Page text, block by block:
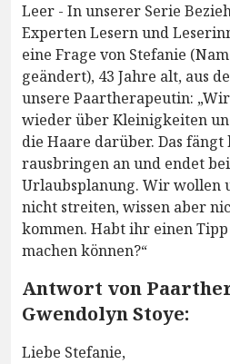
Leer - In unserer Serie
Experten Lesern und
eine Frage von Stefanie
geändert), 43 Jahre alt, aus
unsere Paartherapeutin:
wieder über Kleinigkeiten
die Haare darüber. Das
rausbringen an und endet
Urlaubsplanung. Wir wollen
nicht streiten, wissen aber
kommen. Habt ihr einen
machen können?“
Antwort von
Gwendolyn Stoye:
Liebe Stefanie,